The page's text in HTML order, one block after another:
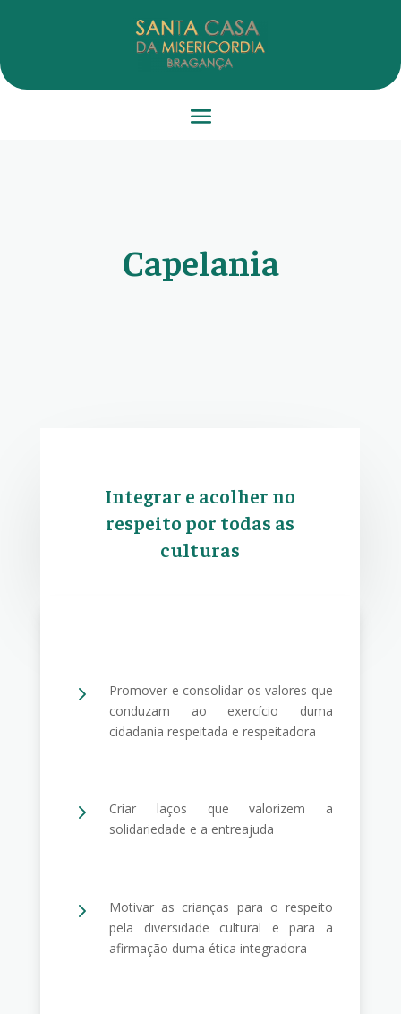
Capelania
Integrar e acolher no
respeito por todas as
culturas
5
Promover e consolidar os valores que
conduzam ao exercício duma
cidadania respeitada e respeitadora
5
Criar laços que valorizem a
solidariedade e a entreajuda
5
Motivar as crianças para o respeito
pela diversidade cultural e para a
afirmação duma ética integradora